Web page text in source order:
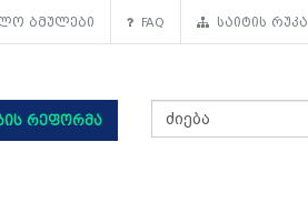
ბმულები FAQ საიტის რუკა
რეფორმა